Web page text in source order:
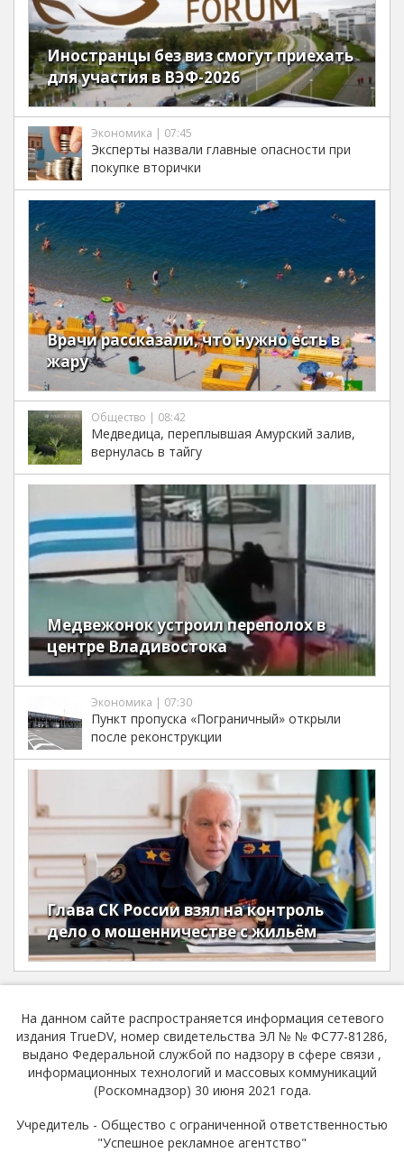
Иностранцы без виз смогут приехать
для участия в ВЭФ-2026
Экономика | 07:45
Эксперты назвали главные опасности при
покупке вторички
Врачи рассказали, что нужно есть в
жару
Общество | 08:42
Медведица, переплывшая Амурский залив,
вернулась в тайгу
Медвежонок устроил переполох в
центре Владивостока
Экономика | 07:30
Пункт пропуска «Пограничный» открыли
после реконструкции
Глава СК России взял на контроль
дело о мошенничестве с жильём
На данном сайте распространяется информация сетевого
издания TrueDV, номер свидетельства ЭЛ № № ФС77-81286,
выдано Федеральной службой по надзору в сфере связи ,
информационных технологий и массовых коммуникаций
(Роскомнадзор) 30 июня 2021 года.
Учредитель - Общество с ограниченной ответственностью
"Успешное рекламное агентство"